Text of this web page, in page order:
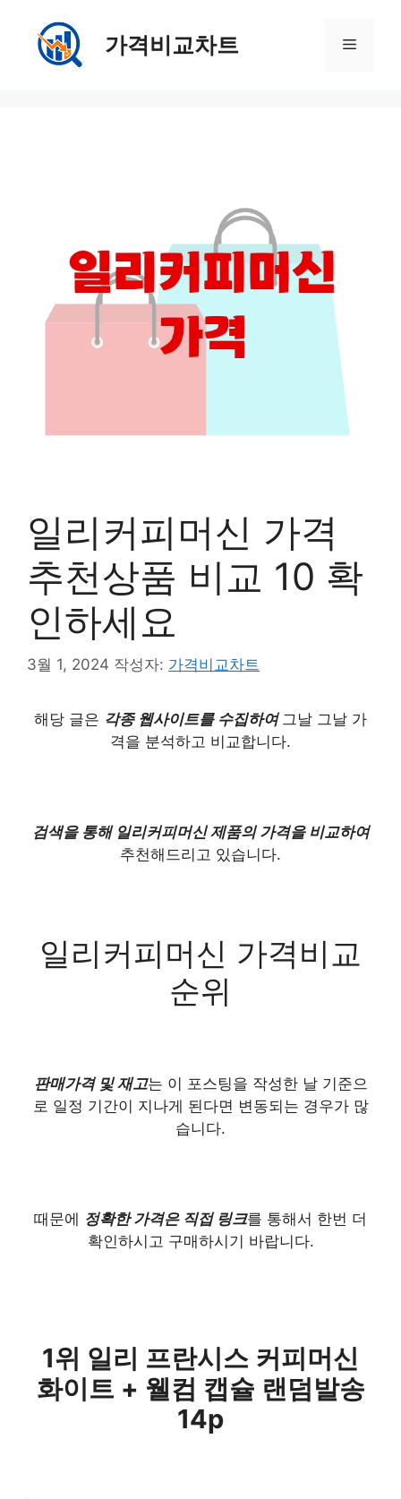
가격비교차트 메
일리커피머신 가격
추천상품 비교 10 확
인하세요
3월 1, 2024 작성자: 가격비교차트
해당 글은 각종 웹사이트를 수집하여 그날 그날 가
격을 분석하고 비교합니다.
검색을 통해 일리커피머신 제품의 가격을 비교하여
추천해드리고 있습니다.
일리커피머신 가격비교
순위
판매가격 및 재고는 이 포스팅을 작성한 날 기준으
로 일정 기간이 지나게 된다면 변동되는 경우가 많
습니다.
때문에 정확한 가격은 직접 링크를 통해서 한번 더
확인하시고 구매하시기 바랍니다.
1위 일리 프란시스 커피머신
화이트 + 웰컴 캡슐 랜덤발송
14p